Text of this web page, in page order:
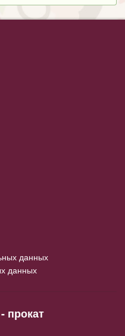
данных
данных
прокат